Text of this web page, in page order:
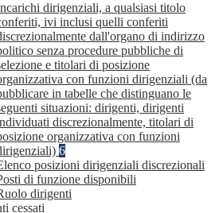
dirigenziali, a qualsiasi titolo
ivi inclusi quelli conferiti
dall'organo di indirizzo
senza procedure pubbliche di
e titolari di posizione
con funzioni dirigenziali (da
in tabelle che distinguano le
situazioni: dirigenti, dirigenti
discrezionalmente, titolari di
organizzativa con funzioni
6
posizioni dirigenziali discrezionali
di funzione disponibili
dirigenti
cessati